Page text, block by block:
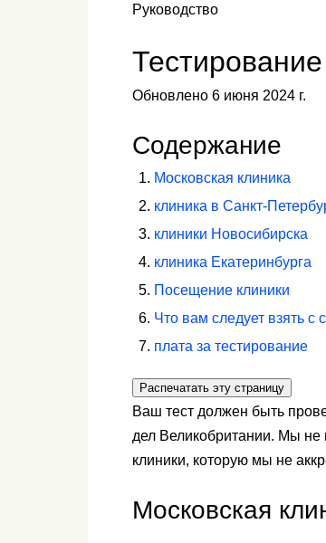
Руководство
Обновлено 6 июня 2024 г.
Содержание
Московская клиника
клиника в Санкт-
клиники Новосибирска
клиника Екатеринбурга
Посещение клиники
Что вам следует взять с
плата за тестирование
Распечатать эту страницу
Ваш тест должен быть
дел Великобритании. Мы не
клиники, которую мы не
Московская